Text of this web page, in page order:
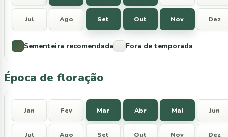
Jul Ago Set Out Nov Dez
Sementeira recomendada Fora de temporada
Época de floração
Jan Fev Mar Abr Mai Jun
Jul Ago Set Out Nov Dez